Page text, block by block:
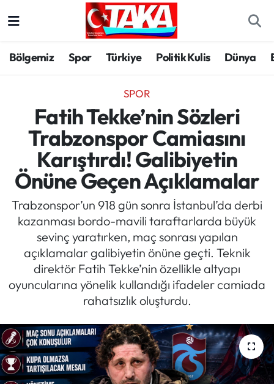
Bölgemiz Spor Türkiye Politik Kulis Dünya
SPOR
Fatih Tekke’nin Sözleri
Trabzonspor Camiasını
Karıştırdı! Galibiyetin
Önüne Geçen Açıklamalar
Trabzonspor’un 918 gün sonra İstanbul’da derbi
kazanması bordo-mavili taraftarlarda büyük
sevinç yaratırken, maç sonrası yapılan
açıklamalar galibiyetin önüne geçti. Teknik
direktör Fatih Tekke’nin özellikle altyapı
oyuncularına yönelik kullandığı ifadeler camiada
rahatsızlık oluşturdu.
Spor
Türkiye
Kültür/Sanat
Politika
Politik Kulis
Dünya
Magazin
Mektup Galeri
Röportaj
Manşet
Trabzon Hava Durumu
Trabzon Trafik Yoğunluk Haritası
Süper Lig Puan Durumu ve Fikstür
Tüm Manşetler
Son Dakika Haberleri
Haber Arşivi